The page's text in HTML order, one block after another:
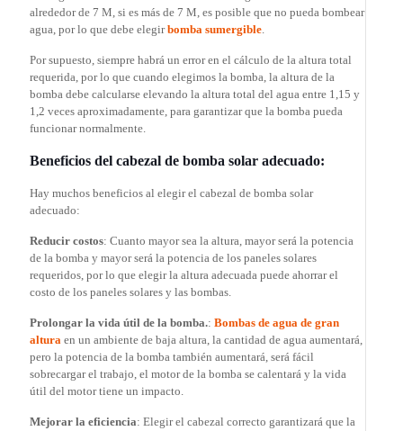
alrededor de 7 M, si es más de 7 M, es posible que no pueda bombear
agua, por lo que debe elegirbomba sumergible.
Por supuesto, siempre habrá un error en el cálculo de la altura total
requerida, por lo que cuando elegimos la bomba, la altura de la
bomba debe calcularse elevando la altura total del agua entre 1,15 y
1,2 veces aproximadamente, para garantizar que la bomba pueda
funcionar normalmente.
Beneficios del cabezal de bomba solar adecuado:
Hay muchos beneficios al elegir el cabezal de bomba solar
adecuado:
Reducir costos: Cuanto mayor sea la altura, mayor será la potencia
de la bomba y mayor será la potencia de los paneles solares
requeridos, por lo que elegir la altura adecuada puede ahorrar el
costo de los paneles solares y las bombas.
Prolongar la vida útil de la bomba.: Bombas de agua de gran
altura en un ambiente de baja altura, la cantidad de agua aumentará,
pero la potencia de la bomba también aumentará, será fácil
sobrecargar el trabajo, el motor de la bomba se calentará y la vida
útil del motor tiene un impacto.
Mejorar la eficiencia: Elegir el cabezal correcto garantizará que la